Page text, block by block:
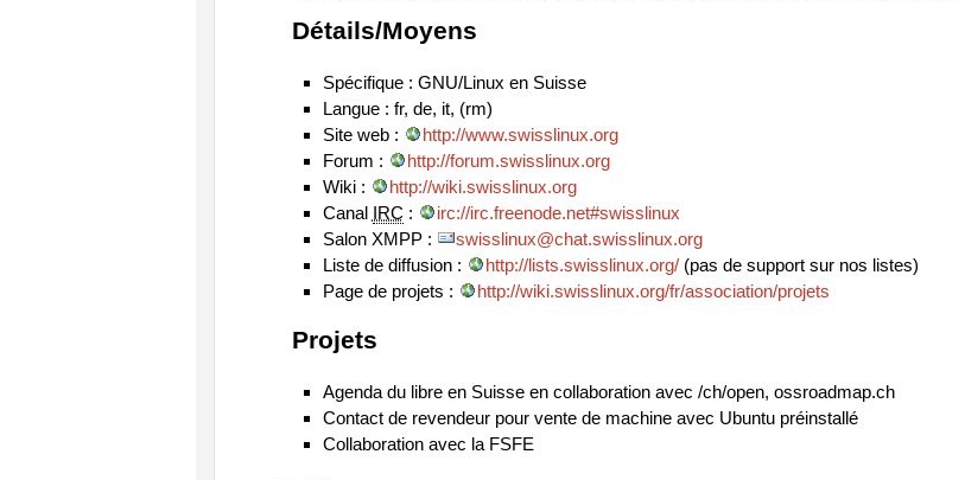
Détails/Moyens
Spécifique : GNU/Linux en Suisse
Langue : fr, de, it, (rm)
Site web :
http://www.swisslinux.org
Forum :
http://forum.swisslinux.org
Wiki :
http://wiki.swisslinux.org
Canal IRC :
irc://irc.freenode.net#swisslinux
Salon XMPP :
swisslinux@chat.swisslinux.org
Liste de diffusion :
http://lists.swisslinux.org/(pas de support sur nos listes)
Page de projets :
http://wiki.swisslinux.org/fr/association/projets
Projets
Agenda du libre en Suisse en collaboration avec /ch/open, ossroadmap.ch
Contact de revendeur pour vente de machine avec Ubuntu préinstallé
Collaboration avec la FSFE